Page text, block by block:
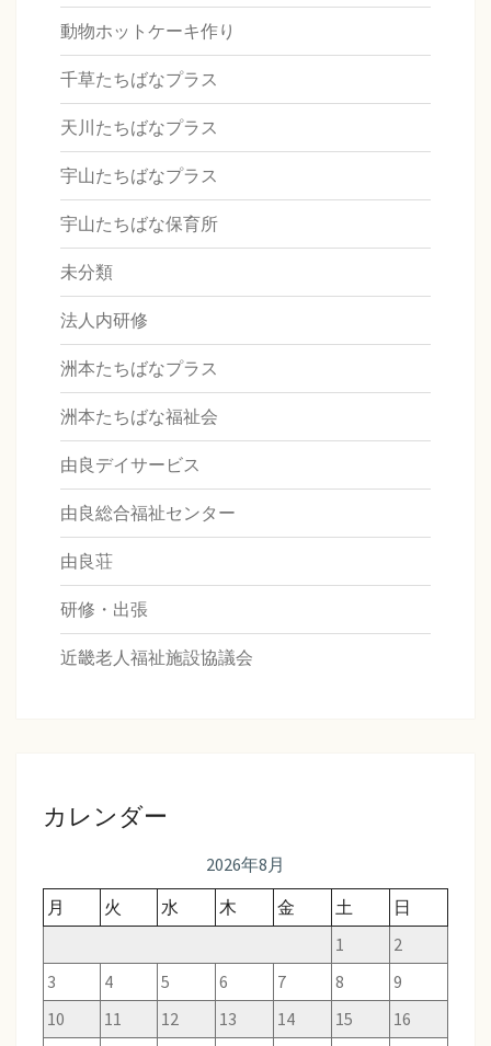
動物ホットケーキ作り
千草たちばなプラス
天川たちばなプラス
宇山たちばなプラス
宇山たちばな保育所
未分類
法人内研修
洲本たちばなプラス
洲本たちばな福祉会
由良デイサービス
由良総合福祉センター
由良荘
研修・出張
近畿老人福祉施設協議会
カレンダー
2026年8月
月
火 水 木 金 土
日
1
2
3
4 5 6 7 8
9
10
11 12 13 14 15
16